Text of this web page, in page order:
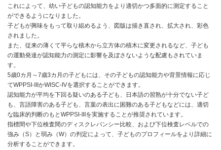
これによって、幼い子どもの認知能力をより適切かつ多面的に測定すること
ができるようになりました。
子どもが興味をもって取り組めるよう、図版は描き直され、拡大され、彩色
されました。
また、従来の薄くて平らな積木から立方体の積木に変更されるなど、子ども
の運動発達が認知能力の測定に影響を及ぼさないような配慮もされていま
す。
5歳0カ月～7歳3カ月の子どもには、その子どもの認知能力や背景情報に応じ
てWPPSI-IIIかWISC-IVを選択することができます。
認知能力が平均を下回る疑いのある子ども、日本語の習熟が十分でない子ど
も、言語障害のある子ども、言葉の表出に困難のある子どもなどには、適切
な臨床的判断のもとWPPSI-IIIを実施することが推奨されています。
指標間や下位検査間のディスクレパンシー比較、および下位検査レベルでの
強み（S）と弱み（W）の判定によって、子どものプロフィールをより詳細に
分析することができます。